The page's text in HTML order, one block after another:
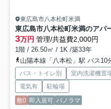
東広島市八本松町米満
東広島市八本松町米満のアパ
3万円 管理/共益費2,000円
1階 / 26.50㎡ / 1K /築33年
山陽本線「八本松」駅 バス10
バス・トイレ別 室内洗濯機置
電気有
駐輪場
敷0 即入居可 パノラマ